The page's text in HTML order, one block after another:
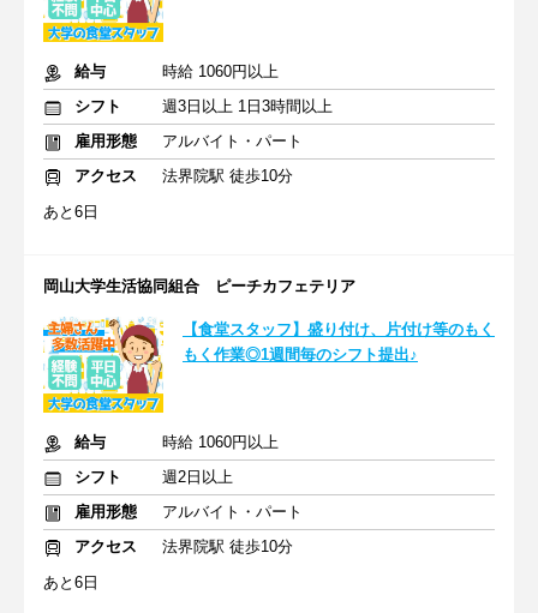
給与
時給 1060円以上
シフト
週3日以上 1日3時間以上
雇用形態
アルバイト・パート
アクセス
法界院駅 徒歩10分
あと6日
岡山大学生活協同組合 ピーチカフェテリア
【食堂スタッフ】盛り付け、片付け等のもく
もく作業◎1週間毎のシフト提出♪
給与
時給 1060円以上
シフト
週2日以上
雇用形態
アルバイト・パート
アクセス
法界院駅 徒歩10分
あと6日